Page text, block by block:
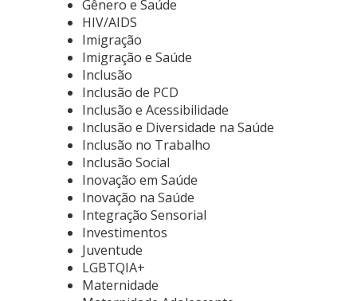
Gênero e Saúde
HIV/AIDS
Imigração
Imigração e Saúde
Inclusão
Inclusão de PCD
Inclusão e Acessibilidade
Inclusão e Diversidade na Saúde
Inclusão no Trabalho
Inclusão Social
Inovação em Saúde
Inovação na Saúde
Integração Sensorial
Investimentos
Juventude
LGBTQIA+
Maternidade